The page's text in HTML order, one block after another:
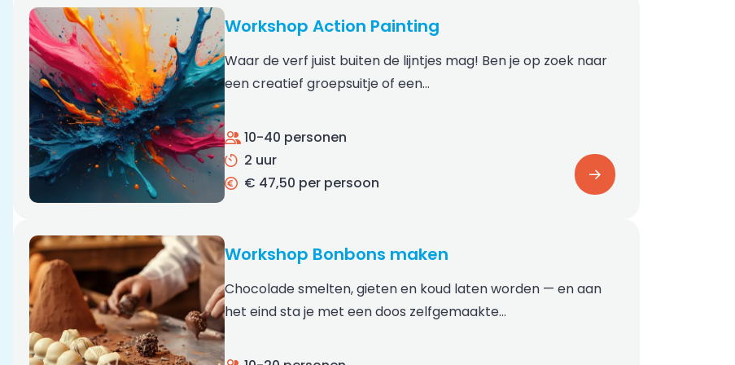
Workshop Action Painting
Waar de verf juist buiten de lijntjes mag! Ben je op zoek naar
een creatief groepsuitje of een…
10-40 personen
2 uur
€ 47,50 per persoon
Workshop Bonbons maken
Chocolade smelten, gieten en koud laten worden — en aan
het eind sta je met een doos zelfgemaakte…